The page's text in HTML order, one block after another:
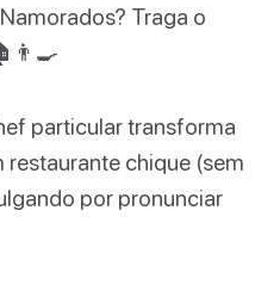
Traga o
particular transforma
restaurante chique (sem
por pronunciar